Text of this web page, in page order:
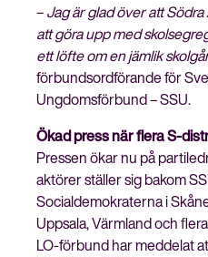
Bli
–Jag är glad över att
att göra upp med
ett löfte om en jämlik
förbundsordförande för
Ungdomsförbund – SSU.
Ökad press när flera S-
Pressen ökar nu på
aktörer ställer sig bakom
Socialdemokraterna i
Uppsala, Värmland och
LO-förbund har meddelat